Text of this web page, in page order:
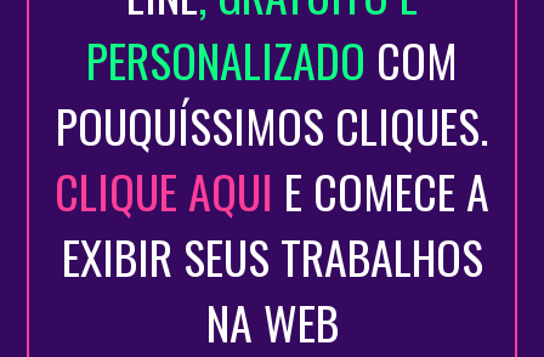
PERSONALIZADO COM
POUQUÍSSIMOS CLIQUES.
CLIQUE AQUI E COMECE A
EXIBIR SEUS TRABALHOS
NA WEB